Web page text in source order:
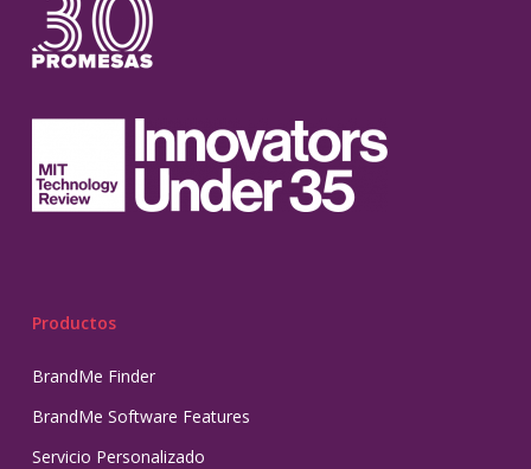
Productos
BrandMe Finder
BrandMe Software Features
Servicio Personalizado